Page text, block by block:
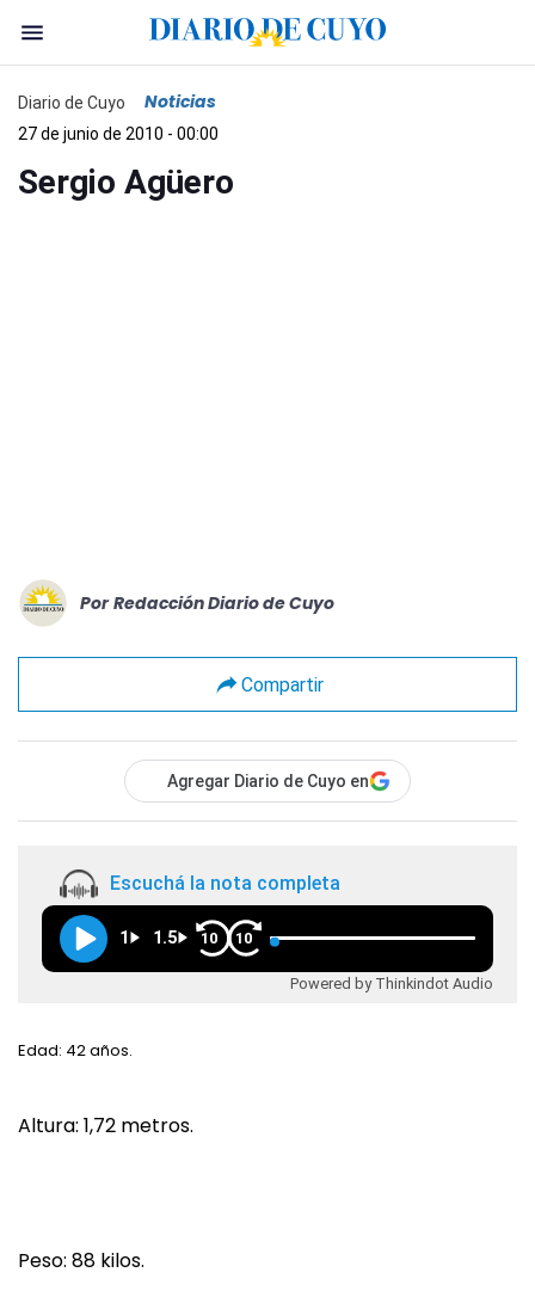
Diario de Cuyo Noticias
27 de junio de 2010 - 00:00
Sergio Agüero
Por Redacción Diario de Cuyo
Compartir
Agregar Diario de Cuyo en
Escuchá la nota completa
1 1.5 10 10
Powered by Thinkindot Audio
Edad: 42 años.
Altura: 1,72 metros.
Peso: 88 kilos.